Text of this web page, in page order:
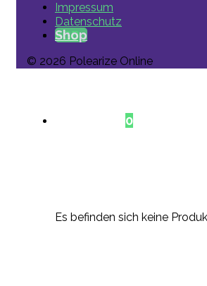
Shop
0
Es befinden sich keine
Impressum
Datenschutz
AGB
© 2026 Polearize Online